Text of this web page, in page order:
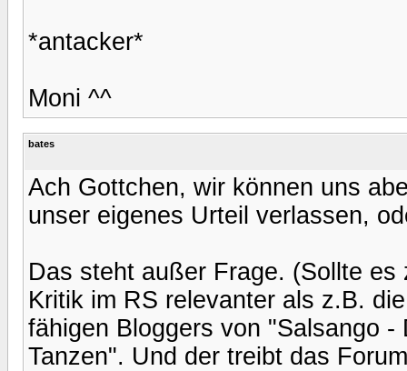
*antacker*
Moni ^^
bates
Ach Gottchen, wir können uns
unser eigenes Urteil verlassen,
Das steht außer Frage. (Sollte
Kritik im RS relevanter als z.B.
fähigen Bloggers von "Salsango
Tanzen". Und der treibt das